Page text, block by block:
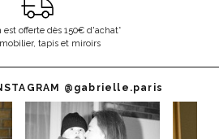
est offerte dès 150€ d'achat*
tapis et miroirs
@gabrielle.paris